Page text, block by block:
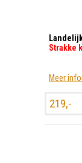
Strakke
Meer
219,-